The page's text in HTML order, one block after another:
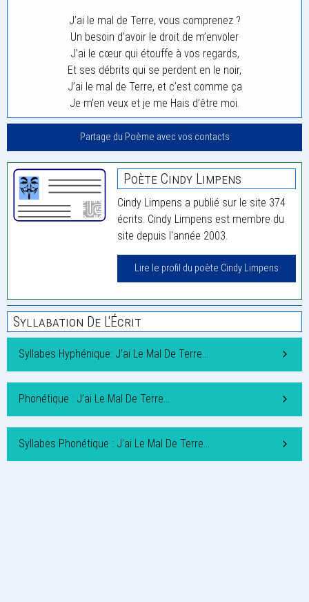
J’ai le mal de Terre, vous comprenez ?
Un besoin d’avoir le droit de m’envoler
J’ai le cœur qui étouffe à vos regards,
Et ses débrits qui se perdent en le noir,
J’ai le mal de Terre, et c’est comme ça
Je m’en veux et je me Hais d’être moi.
Partage du Poème avec vos contacts
Poète Cindy Limpens
Cindy Limpens a publié sur le site 374
écrits. Cindy Limpens est membre du
site depuis l'année 2003.
Lire le profil du poète Cindy Limpens
Syllabation De L'Écrit
Syllabes Hyphénique: J’ai Le Mal De Terre…
Phonétique : J’ai Le Mal De Terre…
Syllabes Phonétique : J’ai Le Mal De Terre…